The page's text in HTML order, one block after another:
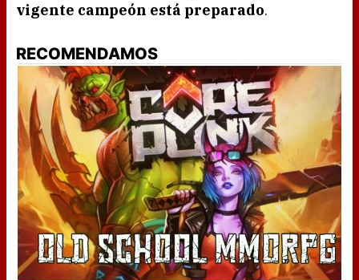
vigente campeón está preparado.
RECOMENDAMOS